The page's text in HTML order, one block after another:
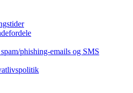
phishing-emails og SMS